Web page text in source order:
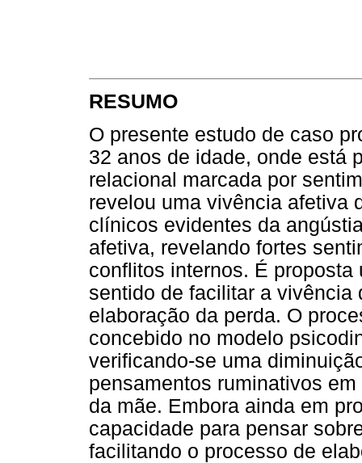
RESUMO
O presente estudo de caso
32 anos de idade, onde está
relacional marcada por
revelou uma vivência afetiva
clínicos evidentes da
afetiva, revelando fortes
conflitos internos. É
sentido de facilitar a
elaboração da perda. O
concebido no modelo
verificando-se uma
pensamentos ruminativos
da mãe. Embora ainda em
capacidade para pensar
facilitando o processo de